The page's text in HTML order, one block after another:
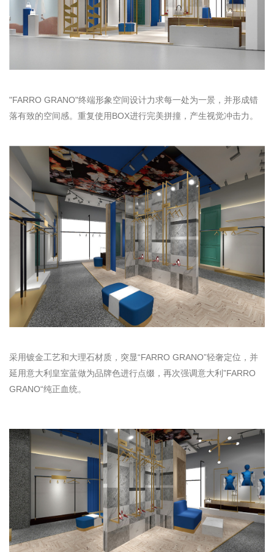
"FARRO GRANO"终端形象空间设计力求每一处为一景，并形成错
落有致的空间感。重复使用BOX进行完美拼撞，产生视觉冲击力。
采用镀金工艺和大理石材质，突显“FARRO GRANO”轻奢定位，并
延用意大利皇室蓝做为品牌色进行点缀，再次强调意大利”FARRO
GRANO“纯正血统。